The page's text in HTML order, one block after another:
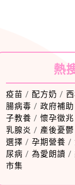
熱
疫苗 / 配方奶 /
腸病毒 / 政府補助
子教養 / 懷孕徵兆
乳腺炎 / 產後憂鬱
選擇 / 孕期營養 /
尿病 / 為愛朗讀 /
市集